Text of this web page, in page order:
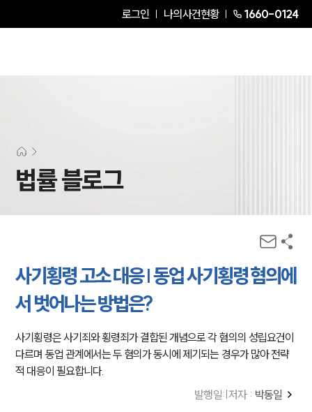
로그인 나의사건현황 1660-0124
법률 블로그
사기횡령 고소 대응 | 동업 사기횡령 혐의에
서 벗어나는 방법은?
사기횡령은 사기죄와 횡령죄가 결합된 개념으로 각 혐의의 성립요건이
다르며 동업 관계에서는 두 혐의가 동시에 제기되는 경우가 많아 전략
적 대응이 필요합니다.
발행일: 저자 : 박동일